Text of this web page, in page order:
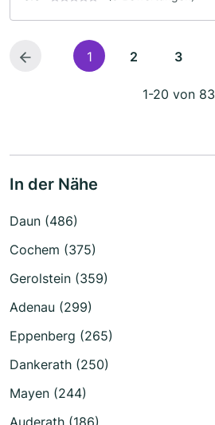
1 2 3
1-20 von 83
In der Nähe
Daun (486)
Cochem (375)
Gerolstein (359)
Adenau (299)
Eppenberg (265)
Dankerath (250)
Mayen (244)
Auderath (186)